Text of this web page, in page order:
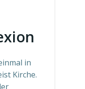
in
Kirche.